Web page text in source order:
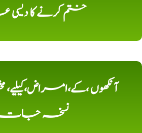
ختم کرنے کا دیسی
آنکھوں ،کے،امراض،کیلیے،
نسخہ